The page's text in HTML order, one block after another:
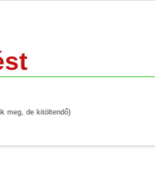
meg, de kitöltendő)